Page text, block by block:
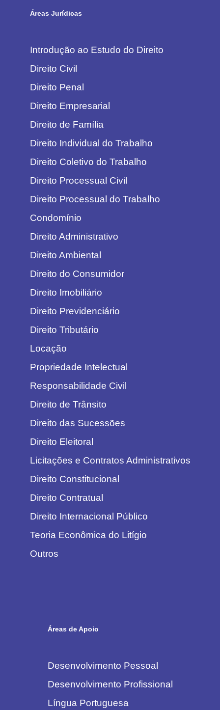
Áreas Jurídicas
Introdução ao Estudo do Direito
Direito Civil
Direito Penal
Direito Empresarial
Direito de Família
Direito Individual do Trabalho
Direito Coletivo do Trabalho
Direito Processual Civil
Direito Processual do Trabalho
Condomínio
Direito Administrativo
Direito Ambiental
Direito do Consumidor
Direito Imobiliário
Direito Previdenciário
Direito Tributário
Locação
Propriedade Intelectual
Responsabilidade Civil
Direito de Trânsito
Direito das Sucessões
Direito Eleitoral
Licitações e Contratos Administrativos
Direito Constitucional
Direito Contratual
Direito Internacional Público
Teoria Econômica do Litígio
Outros
Áreas de Apoio
Desenvolvimento Pessoal
Desenvolvimento Profissional
Língua Portuguesa